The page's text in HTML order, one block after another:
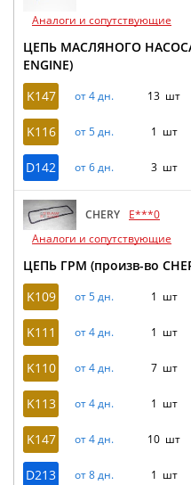
Аналоги и сопутствующие
ЦЕПЬ МАСЛЯНОГО НАСОСА
ENGINE)
K147
от 4 дн. 13 шт
K116 от 5 дн. 1 шт
D142 от 6 дн. 3 шт
CHERY
E***0
Аналоги и сопутствующие
ЦЕПЬ ГРМ (произв-во
K109
от 5 дн. 1 шт
K111 от 4 дн. 1 шт
K110 от 4 дн. 7 шт
K113 от 4 дн. 1 шт
K147 от 4 дн. 10 шт
D213 от 8 дн. 1 шт